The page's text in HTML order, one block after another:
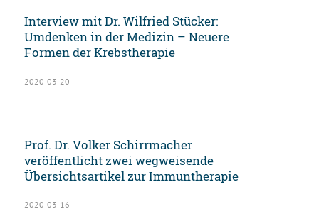
Interview mit Dr. Wilfried Stücker:
Umdenken in der Medizin – Neuere
Formen der Krebstherapie
2020-03-20
Prof. Dr. Volker Schirrmacher
veröffentlicht zwei wegweisende
Übersichtsartikel zur Immuntherapie
2020-03-16